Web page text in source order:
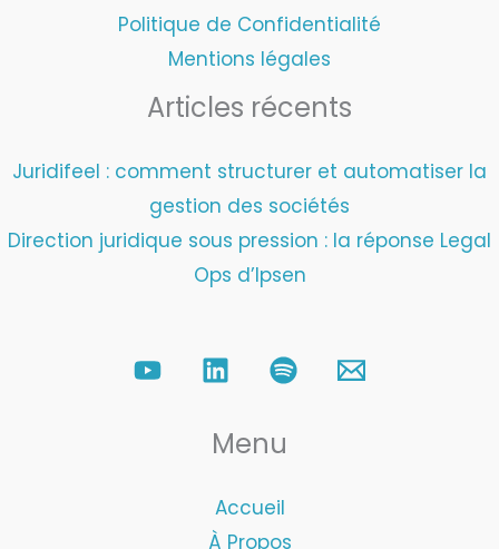
Politique de Confidentialité
Mentions légales
Articles récents
Juridifeel : comment structurer et automatiser la
gestion des sociétés
Direction juridique sous pression : la réponse Legal
Ops d’Ipsen
Menu
Accueil
À Propos